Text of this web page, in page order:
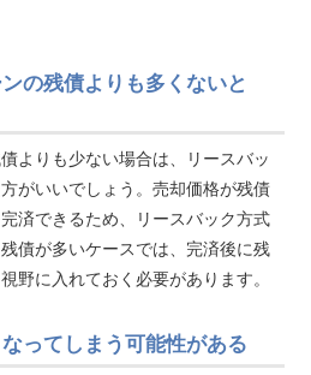
の残債よりも多くないと
よりも少ない場合は、リースバッ
がいいでしょう。売却価格が残債
済できるため、リースバック方式
債が多いケースでは、完済後に残
野に入れておく必要があります。
ってしまう可能性がある